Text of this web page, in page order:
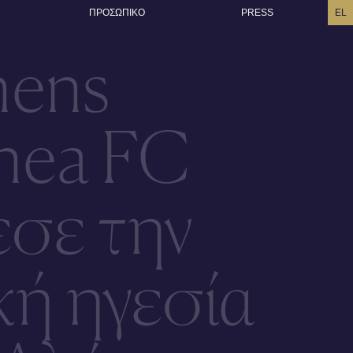
ΠΡΟΣΩΠΙΚO PRESS EL
FC
την
ηγεσία